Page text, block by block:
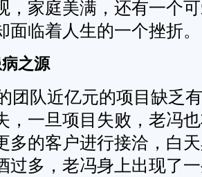
，家庭美满，还有一个
面临着人生的一个挫折。
之源
团队近亿元的项目缺乏
，一旦项目失败，老冯
多的客户进行接洽，白
过多，老冯身上出现了